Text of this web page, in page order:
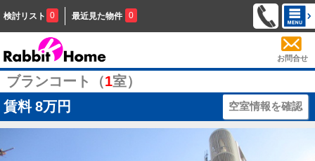
検討リスト 0 最近見た物件 0
お問合せ
ブランコート（1室）
賃料 8万円 空室情報を確認